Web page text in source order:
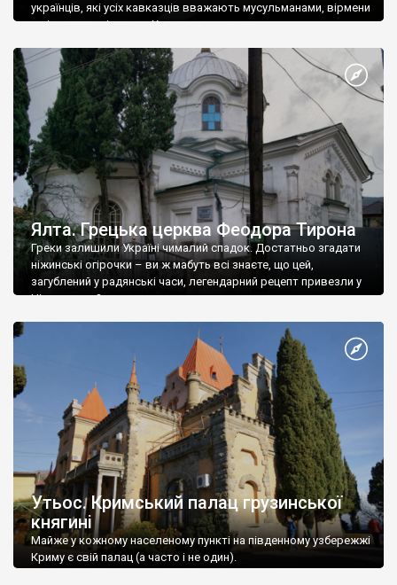
українців, які усіх кавказців вважають мусульманами, вірмени
є відданими вірянами Христа
Ялта. Грецька церква Феодора Тирона
Греки залишили Україні чималий спадок. Достатньо згадати
ніжинські огірочки – ви ж мабуть всі знаєте, що цей,
загублений у радянські часи, легендарний рецепт привезли у
Ніжин греки?
Утьос. Кримський палац грузинської
княгині
Майже у кожному населеному пункті на південному узбережжі
Криму є свій палац (а часто і не один).